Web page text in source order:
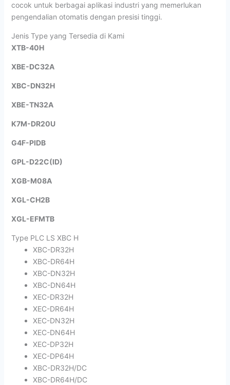
cocok untuk berbagai aplikasi industri yang memerlukan
pengendalian otomatis dengan presisi tinggi.
Jenis Type yang Tersedia di Kami
XTB-40H
XBE-DC32A
XBC-DN32H
XBE-TN32A
K7M-DR20U
G4F-PIDB
GPL-D22C(ID)
XGB-M08A
XGL-CH2B
XGL-EFMTB
Type PLC LS XBC H
XBC-DR32H
XBC-DR64H
XBC-DN32H
XBC-DN64H
XEC-DR32H
XEC-DR64H
XEC-DN32H
XEC-DN64H
XEC-DP32H
XEC-DP64H
XBC-DR32H/DC
XBC-DR64H/DC